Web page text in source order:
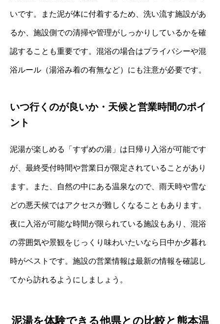
いです。また泥が体に付着するため、洗い流す施設があ
るか、施設側での清掃や管理がしっかりしているかを確
認することも重要です。混浴の場合はプライバシーや混
浴ルール（湯浴み着の有無など）にも注意が必要です。
いつ行くのが良いか・天候と営業時間のポイ
ント
泥湯が楽しめる「すずめの湯」は日帰り入浴が可能です
が、最終受付時間や営業日が限定されていることがあり
ます。また、自然の中にある温泉なので、雨天時や雪な
どの悪天候ではアクセスが難しくなることもあります。
夜に入浴が可能な時間が限られている施設もあり、混浴
の雰囲気や景観をじっくり味わいたいなら日中か夕暮れ
時がベストです。施設の営業情報は最新の情報を確認し
てから訪れるようにしましょう。
泥湯を体験できる他県との比較と熊本温